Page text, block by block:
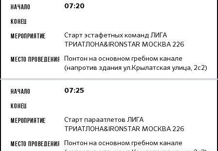
07:20
Старт эстафетных команд ЛИГА
ТРИАТЛОНА&IRONSTAR МОСКВА 226
Понтон на основном гребном канале
(напротив здания ул.Крылатская улица, 2с2)
07:25
Старт параатлетов ЛИГА
ТРИАТЛОНА&IRONSTAR МОСКВА 226
Понтон на основном гребном канале